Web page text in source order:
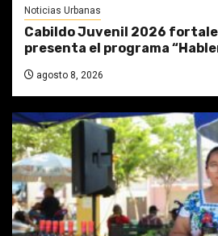
Noticias Urbanas
Cabildo Juvenil 2026
presenta el programa
agosto 8, 2026